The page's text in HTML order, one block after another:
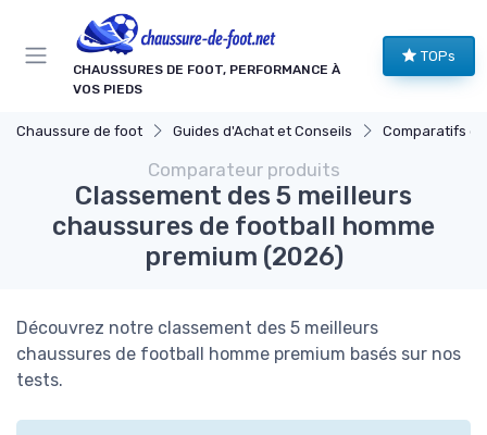
CHAUSSURES DE FOOT, PERFORMANCE À
VOS PIEDS
TOPs
Chaussure de foot Guides d'Achat et Conseils Comparatifs de Prix
Comparateur produits
Classement des 5 meilleurs
chaussures de football homme
premium (2026)
Découvrez notre classement des 5 meilleurs
chaussures de football homme premium basés sur nos
tests.
Panneau de gestion des cookies